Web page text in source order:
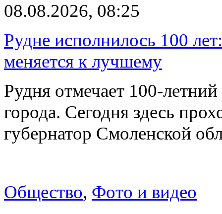
08.08.2026, 08:25
Рудне исполнилось 100
меняется к лучшему
Рудня отмечает 100-
города. Сегодня здесь
губернатор Смоленской
Общество, Фото и видео